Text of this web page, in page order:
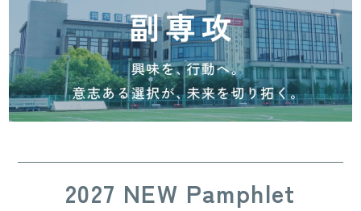
2027 NEW Pamphlet